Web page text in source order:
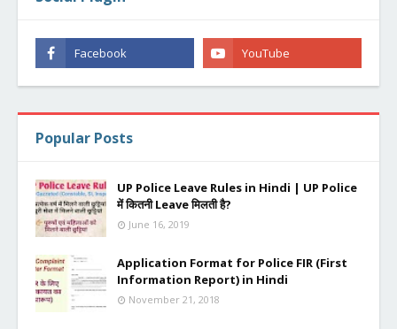
Popular Posts
UP Police Leave Rules in Hindi | UP Police
में कितनी Leave मिलती है?
June 16, 2019
Application Format for Police FIR (First
Information Report) in Hindi
November 21, 2018